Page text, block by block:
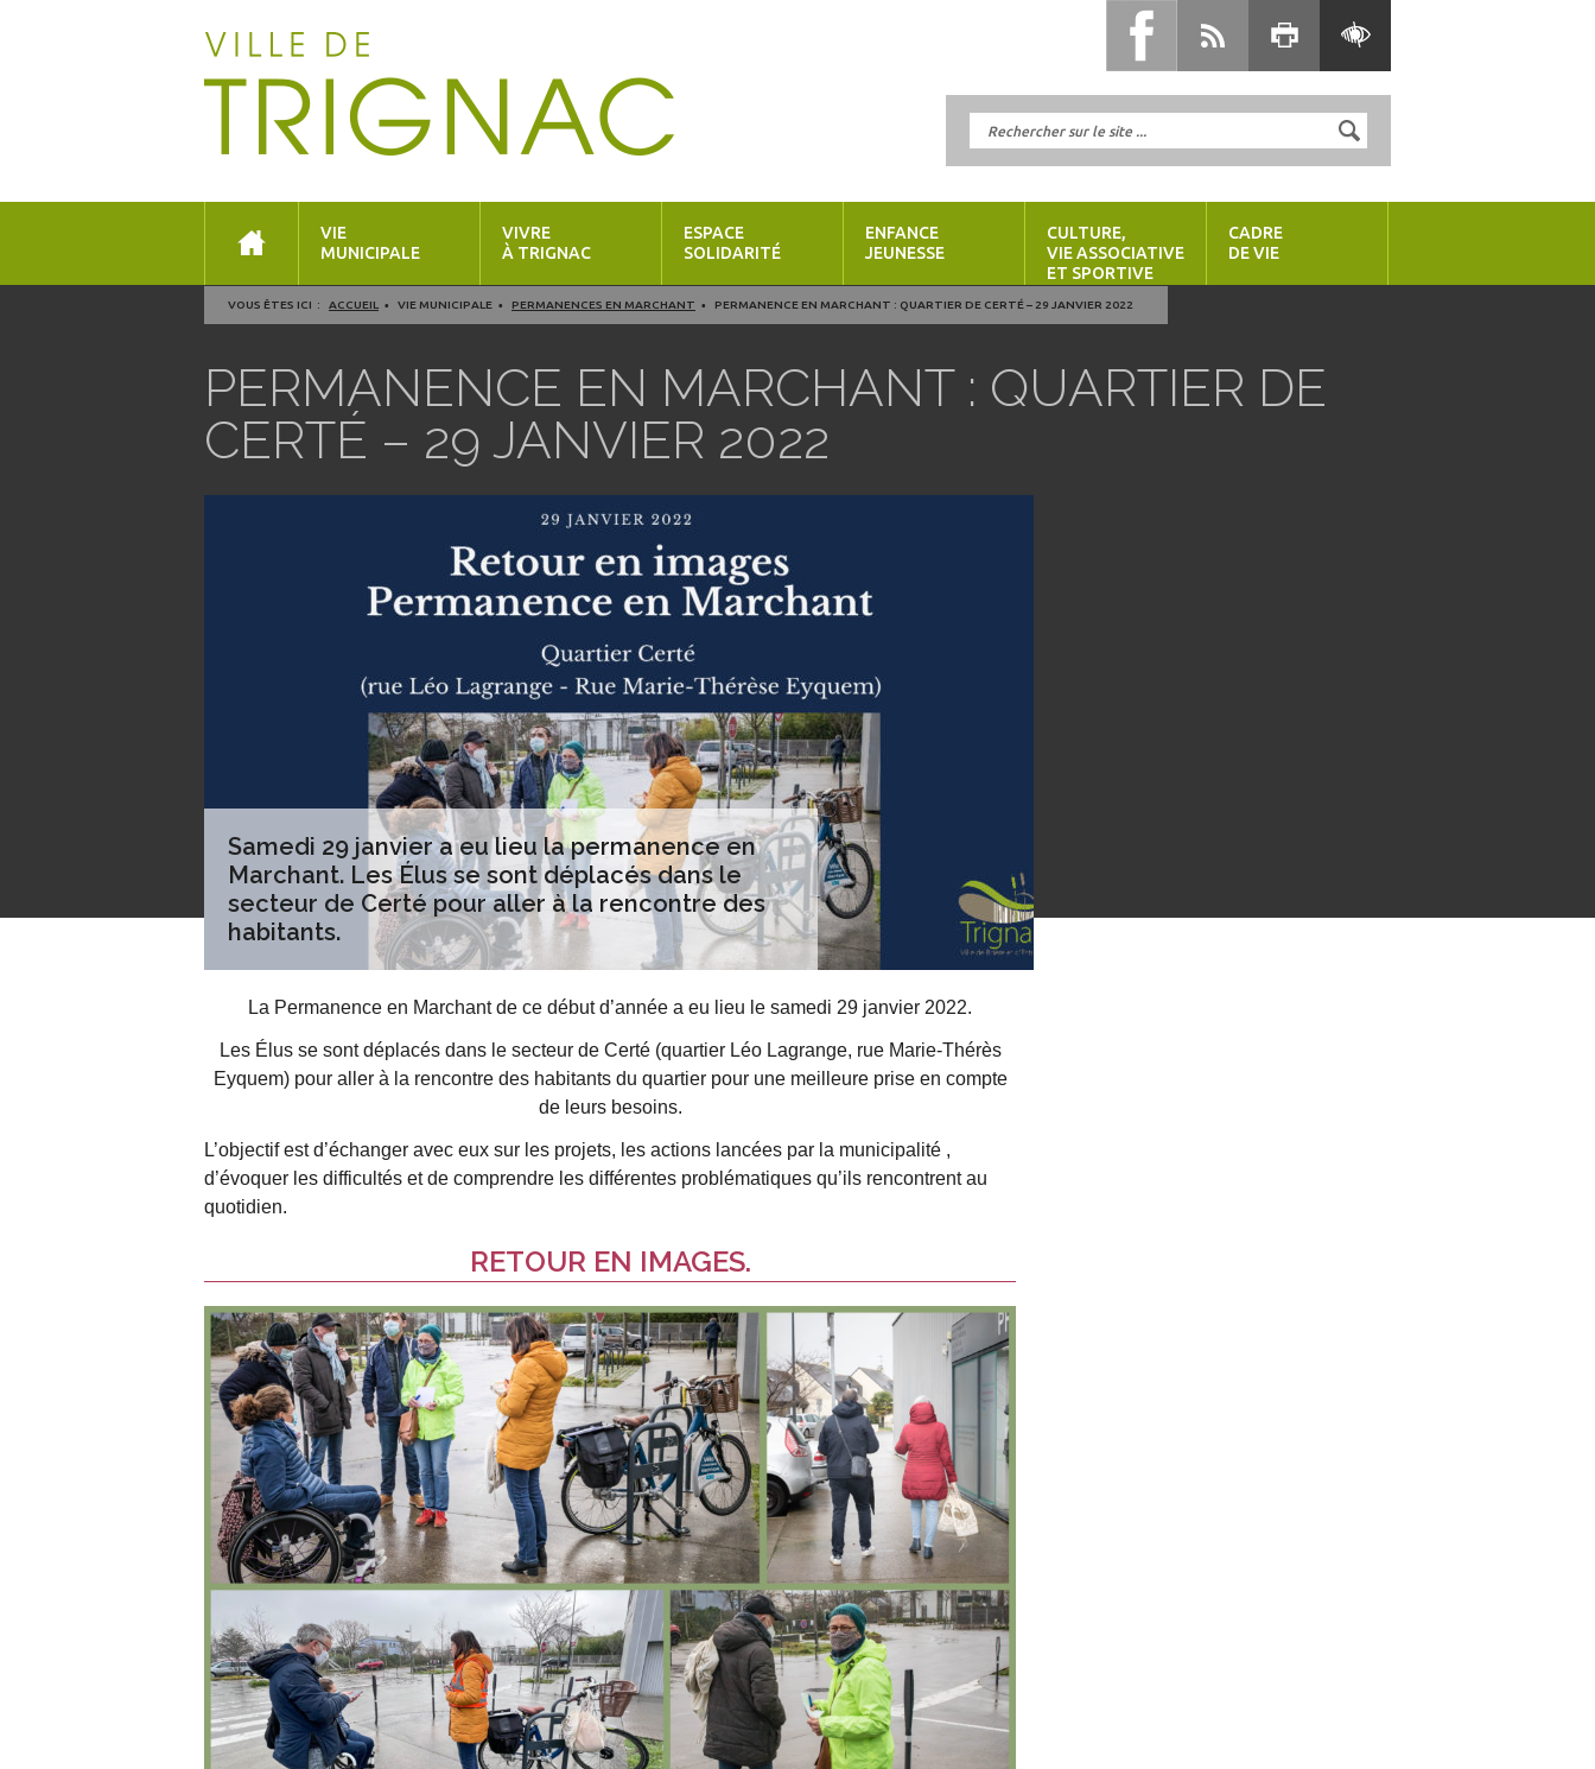
VIE
MUNICIPALE
VIVRE
À TRIGNAC
ESPACE
SOLIDARITÉ
ENFANCE
JEUNESSE
CULTURE,
VIE ASSOCIATIVE
ET SPORTIVE
CADRE
DE VIE
VOUS ÊTES ICI : ACCUEIL VIE MUNICIPALE PERMANENCES EN MARCHANT PERMANENCE EN MARCHANT : QUARTIER DE CERTÉ – 29 JANVIER 2022
PERMANENCE EN MARCHANT : QUARTIER DE
CERTÉ – 29 JANVIER 2022
Samedi 29 janvier a eu lieu la permanence en
Marchant. Les Élus se sont déplacés dans le
secteur de Certé pour aller à la rencontre des
habitants.
La Permanence en Marchant de ce début d’année a eu lieu le samedi 29 janvier 2022.
Les Élus se sont déplacés dans le secteur de Certé (quartier Léo Lagrange, rue Marie-Thérès
Eyquem) pour aller à la rencontre des habitants du quartier pour une meilleure prise en compte
de leurs besoins.
L’objectif est d’échanger avec eux sur les projets, les actions lancées par la municipalité ,
d’évoquer les difficultés et de comprendre les différentes problématiques qu’ils rencontrent au
quotidien.
RETOUR EN IMAGES.